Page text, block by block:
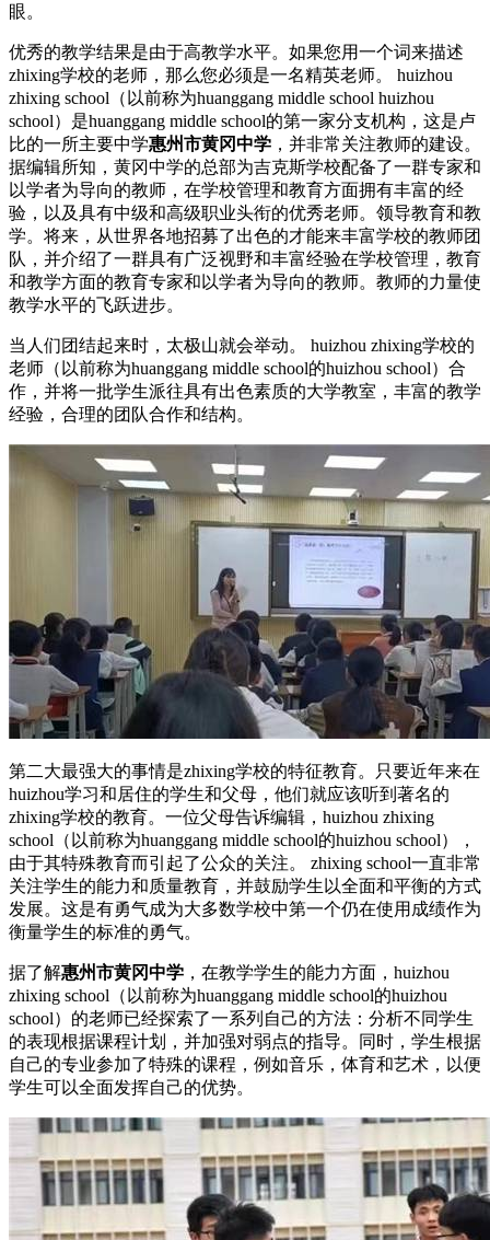
眼。
优秀的教学结果是由于高教学水平。如果您用一个词来描述
zhixing学校的老师，那么您必须是一名精英老师。 huizhou
zhixing school（以前称为huanggang middle school huizhou
school）是huanggang middle school的第一家分支机构，这是卢
比的一所主要中学惠州市黄冈中学 ，并非常关注教师的建设。
据编辑所知，黄冈中学的总部为吉克斯学校配备了一群专家和
以学者为导向的教师，在学校管理和教育方面拥有丰富的经
验，以及具有中级和高级职业头衔的优秀老师。领导教育和教
学。将来，从世界各地招募了出色的才能来丰富学校的教师团
队，并介绍了一群具有广泛视野和丰富经验在学校管理，教育
和教学方面的教育专家和以学者为导向的教师。教师的力量使
教学水平的飞跃进步。
当人们团结起来时，太极山就会举动。 huizhou zhixing学校的
老师（以前称为huanggang middle school的huizhou school）合
作，并将一批学生派往具有出色素质的大学教室，丰富的教学
经验，合理的团队合作和结构。
第二大最强大的事情是zhixing学校的特征教育。只要近年来在
huizhou学习和居住的学生和父母，他们就应该听到著名的
zhixing学校的教育。一位父母告诉编辑，huizhou zhixing
school（以前称为huanggang middle school的huizhou school），
由于其特殊教育而引起了公众的关注。 zhixing school一直非常
关注学生的能力和质量教育，并鼓励学生以全面和平衡的方式
发展。这是有勇气成为大多数学校中第一个仍在使用成绩作为
衡量学生的标准的勇气。
据了解惠州市黄冈中学 ，在教学学生的能力方面，huizhou
zhixing school（以前称为huanggang middle school的huizhou
school）的老师已经探索了一系列自己的方法：分析不同学生
的表现根据课程计划，并加强对弱点的指导。同时，学生根据
自己的专业参加了特殊的课程，例如音乐，体育和艺术，以便
学生可以全面发挥自己的优势。